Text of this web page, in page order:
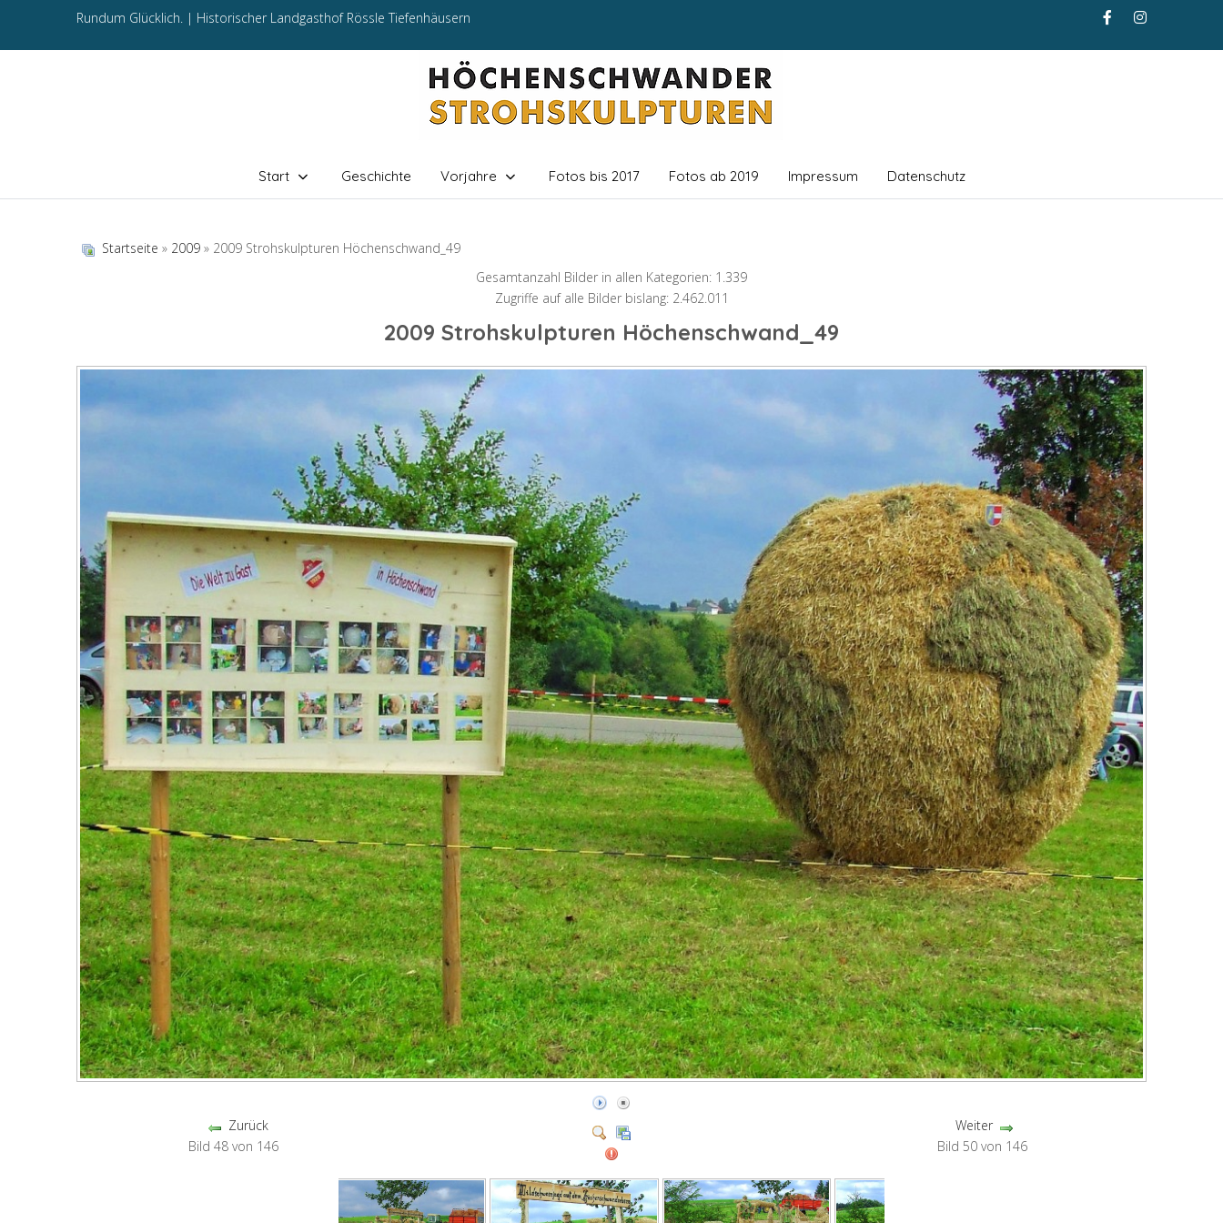
Rundum Glücklich. | Historischer Landgasthof Rössle Tiefenhäusern
Start Geschichte Vorjahre Fotos bis 2017 Fotos ab 2019 Impressum Datenschutz
Startseite » 2009 » 2009 Strohskulpturen Höchenschwand_49
Gesamtanzahl Bilder in allen Kategorien: 1.339
Zugriffe auf alle Bilder bislang: 2.462.011
2009 Strohskulpturen Höchenschwand_49
Zurück
Bild 48 von 146
Weiter
Bild 50 von 146